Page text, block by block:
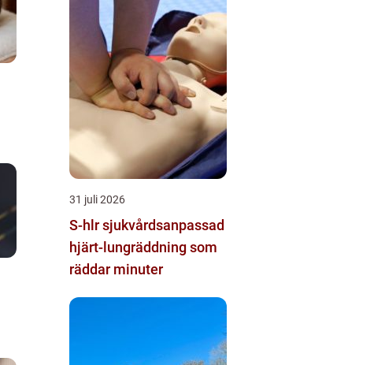
31 juli 2026
S-hlr sjukvårdsanpassad
hjärt-lungräddning som
räddar minuter